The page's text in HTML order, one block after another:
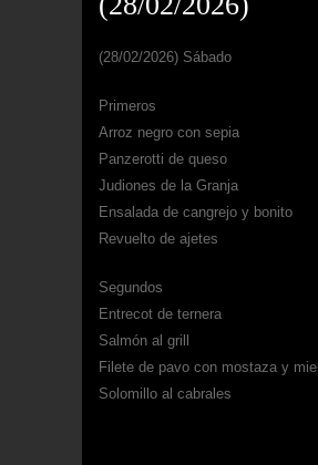
(28/02/2026) Sábado
Primeros
Arroz negro con sepia
Panzerotti de queso
Judiones de la Granja
Ensalada de cangrejo y bonito
Revuelto de ajetes
Segundos
Entrecot de ternera
Salmón al grill
Filete de pavo con mostaza y miel
Solomillo al cabrales